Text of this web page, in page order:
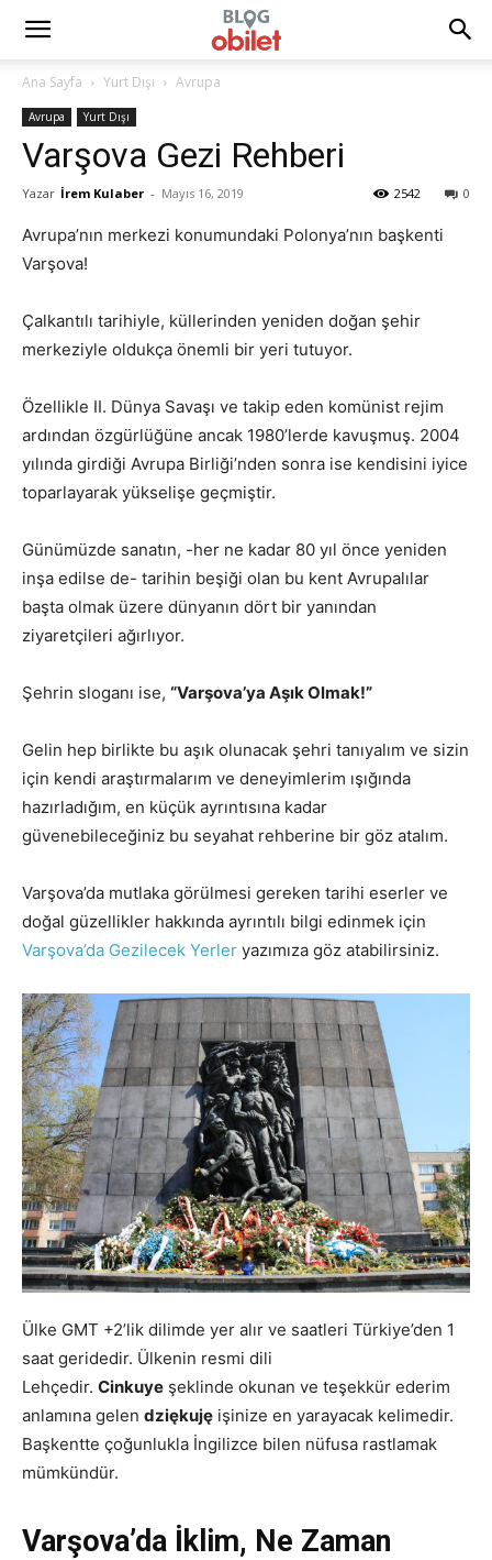
Ana Sayfa Yurt Dışı Avrupa
Avrupa Yurt Dışı
Varşova Gezi Rehberi
Yazar İrem Kulaber - Mayıs 16, 2019 0
2542
Avrupa’nın merkezi konumundaki Polonya’nın başkenti
Varşova!
Çalkantılı tarihiyle, küllerinden yeniden doğan şehir
merkeziyle oldukça önemli bir yeri tutuyor.
Özellikle II. Dünya Savaşı ve takip eden komünist rejim
ardından özgürlüğüne ancak 1980’lerde kavuşmuş. 2004
yılında girdiği Avrupa Birliği’nden sonra ise kendisini iyice
toparlayarak yükselişe geçmiştir.
Günümüzde sanatın, -her ne kadar 80 yıl önce yeniden
inşa edilse de- tarihin beşiği olan bu kent Avrupalılar
başta olmak üzere dünyanın dört bir yanından
ziyaretçileri ağırlıyor.
Şehrin sloganı ise, “Varşova’ya Aşık Olmak!”
Gelin hep birlikte bu aşık olunacak şehri tanıyalım ve sizin
için kendi araştırmalarım ve deneyimlerim ışığında
hazırladığım, en küçük ayrıntısına kadar
güvenebileceğiniz bu seyahat rehberine bir göz atalım.
Varşova’da mutlaka görülmesi gereken tarihi eserler ve
doğal güzellikler hakkında ayrıntılı bilgi edinmek için
Varşova’da Gezilecek Yerler yazımıza göz atabilirsiniz.
Ülke GMT +2’lik dilimde yer alır ve saatleri Türkiye’den 1
saat geridedir. Ülkenin resmi dili
Lehçedir. Cinkuye şeklinde okunan ve teşekkür ederim
anlamına gelen dziękuję işinize en yarayacak kelimedir.
Başkentte çoğunlukla İngilizce bilen nüfusa rastlamak
mümkündür.
Varşova’da İklim, Ne Zaman